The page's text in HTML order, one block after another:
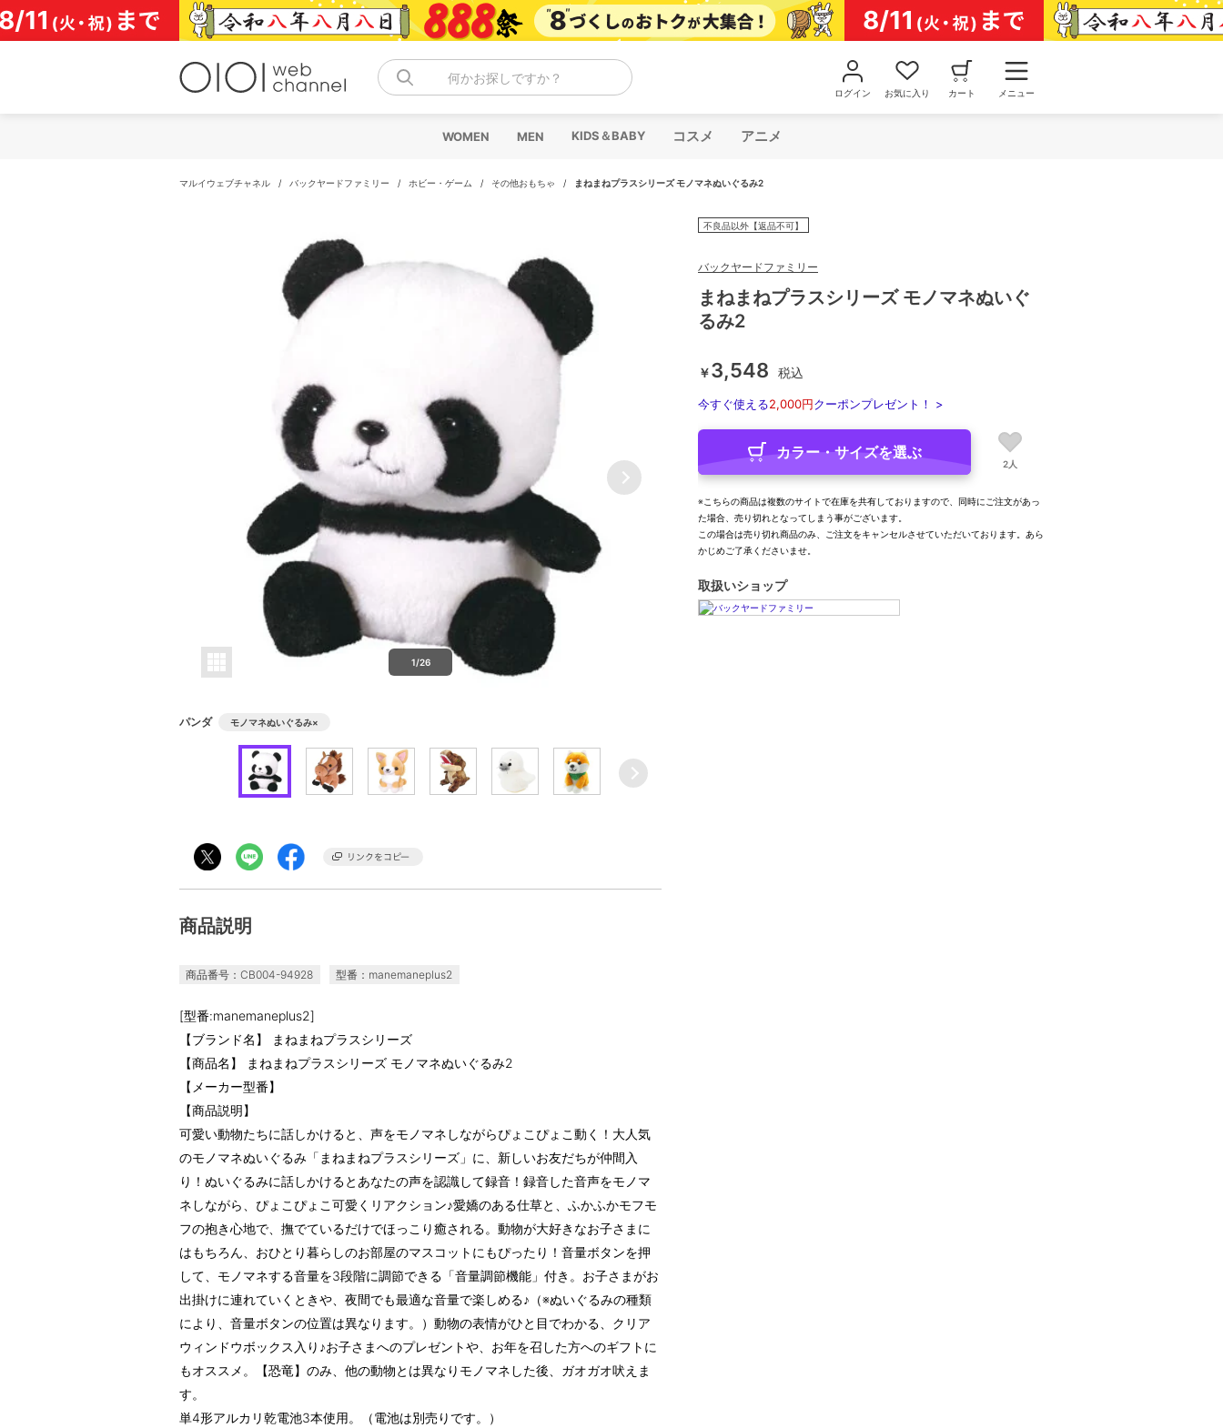
コ
ン
テ
何かお探しですか？
ログイン お気に入り カート メニュー
WOMEN MEN KIDS＆BABY コスメ アニメ
マルイウェブチャネル / バックヤードファミリー / ホビー・ゲーム / その他おもちゃ / まねまねプラスシリーズ モノマネぬいぐるみ2
1/26
パンダ モノマネぬいぐるみ×
商品説明
商品番号：CB004-94928 型番：manemaneplus2
[型番:manemaneplus2]
【ブランド名】 まねまねプラスシリーズ
【商品名】 まねまねプラスシリーズ モノマネぬいぐるみ2
【メーカー型番】
【商品説明】
可愛い動物たちに話しかけると、声をモノマネしながらぴょこぴょこ動く！大人気
のモノマネぬいぐるみ「まねまねプラスシリーズ」に、新しいお友だちが仲間入
り！ぬいぐるみに話しかけるとあなたの声を認識して録音！録音した音声をモノマ
ネしながら、ぴょこぴょこ可愛くリアクション♪愛嬌のある仕草と、ふかふかモフモ
フの抱き心地で、撫でているだけでほっこり癒される。動物が大好きなお子さまに
はもちろん、おひとり暮らしのお部屋のマスコットにもぴったり！音量ボタンを押
して、モノマネする音量を3段階に調節できる「音量調節機能」付き。お子さまがお
出掛けに連れていくときや、夜間でも最適な音量で楽しめる♪（※ぬいぐるみの種類
により、音量ボタンの位置は異なります。）動物の表情がひと目でわかる、クリア
ウィンドウボックス入り♪お子さまへのプレゼントや、お年を召した方へのギフトに
もオススメ。【恐竜】のみ、他の動物とは異なりモノマネした後、ガオガオ吠えま
す。
単4形アルカリ乾電池3本使用。（電池は別売りです。）
不良品以外【返品不可】
バックヤードファミリー
まねまねプラスシリーズ モノマネぬいぐ
るみ2
￥3,548 税込
今すぐ使える2,000円クーポンプレゼント！ >
カラー・サイズを選ぶ
2人
※こちらの商品は複数のサイトで在庫を共有しておりますので、同時にご注文があっ
た場合、売り切れとなってしまう事がございます。
この場合は売り切れ商品のみ、ご注文をキャンセルさせていただいております。あら
かじめご了承くださいませ。
取扱いショップ